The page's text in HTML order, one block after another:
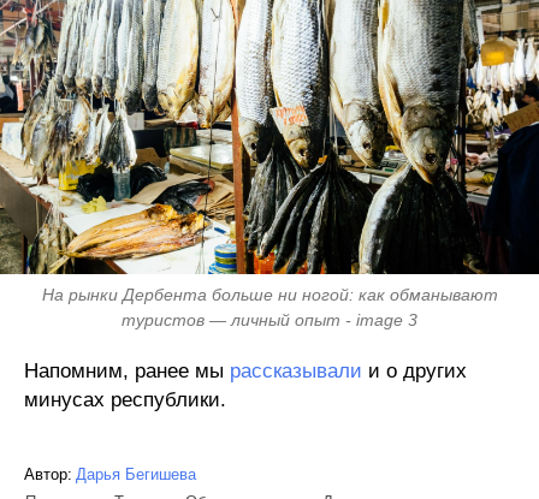
На рынки Дербента больше ни ногой: как обманывают
туристов — личный опыт - image 3
Напомним, ранее мы рассказывали и о других
минусах республики.
Автор: Дарья Бегишева